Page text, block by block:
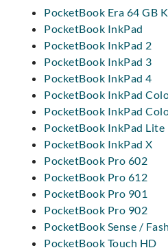
PocketBook Era 64 GB
PocketBook InkPad
PocketBook InkPad 2
PocketBook InkPad 3
PocketBook InkPad 4
PocketBook InkPad
PocketBook InkPad
PocketBook InkPad Lite
PocketBook InkPad X
PocketBook Pro 602
PocketBook Pro 612
PocketBook Pro 901
PocketBook Pro 902
PocketBook Sense /
PocketBook Touch HD